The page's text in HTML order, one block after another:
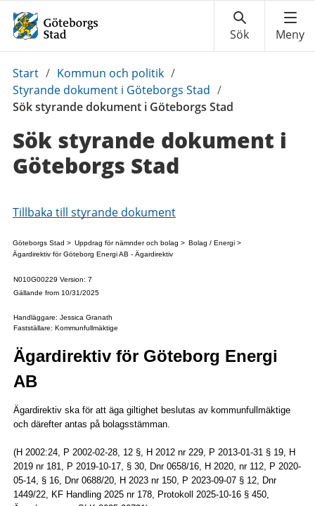
Du
är
här:
Start / Kommun och politik /
Styrande dokument i Göteborgs Stad /
Sök styrande dokument i Göteborgs Stad
Sök styrande dokument i
Göteborgs Stad
Tillbaka till styrande dokument